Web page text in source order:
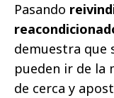
Pasando
demuestra que
pueden ir de la
de cerca y